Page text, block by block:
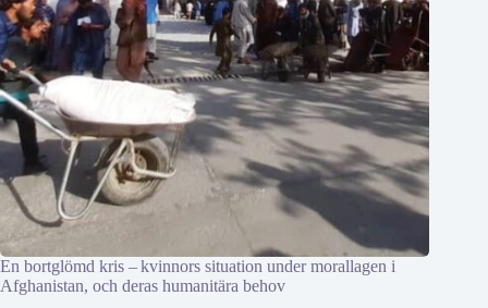
En bortglömd kris – kvinnors situation under morallagen i
Afghanistan, och deras humanitära behov